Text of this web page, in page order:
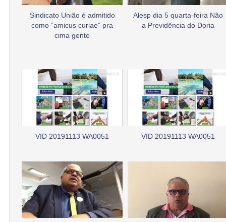
Sindicato União é admitido
como “amicus curiae” pra
cima gente
Alesp dia 5 quarta-feira Não
a Previdência do Doria
VID 20191113 WA0051 VID 20191113 WA0051